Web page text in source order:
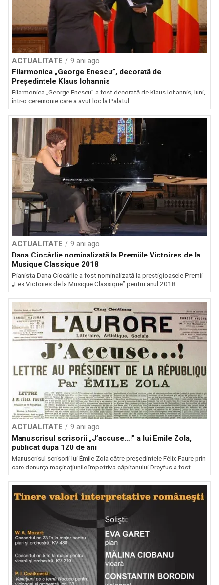
ACTUALITATE
9 ani ago
Filarmonica „George Enescu”, decorată de
Preşedintele Klaus Iohannis
Filarmonica „George Enescu” a fost decorată de Klaus Iohannis, luni,
într-o ceremonie care a avut loc la Palatul...
ACTUALITATE
9 ani ago
Dana Ciocârlie nominalizată la Premiile Victoires de la
Musique Classique 2018
Pianista Dana Ciocârlie a fost nominalizată la prestigioasele Premii
„Les Victoires de la Musique Classique” pentru anul 2018....
ACTUALITATE
9 ani ago
Manuscrisul scrisorii „J’accuse…!” a lui Emile Zola,
publicat dupa 120 de ani
Manuscrisul scrisorii lui Émile Zola către preşedintele Félix Faure prin
care denunţa maşinaţiunile împotriva căpitanului Dreyfus a fost...